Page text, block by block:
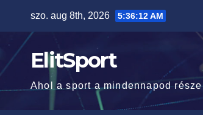
content
szo. aug 8th, 2026 5:36:13 AM
ElitSport
Ahol a sport a mindennapod része